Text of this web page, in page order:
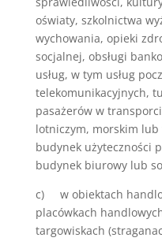
oświaty, szkolnictwa
wychowania, opieki
socjalnej, obsługi
usług, w tym usług
telekomunikacyjnych,
pasażerów w
lotniczym, morskim
budynek użyteczności
budynek biurowy lub
c) w obiektach
placówkach
targowiskach